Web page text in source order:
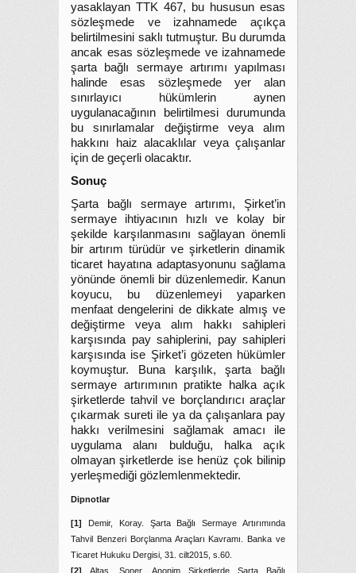
yasaklayan TTK 467, bu hususun esas
sözleşmede ve izahnamede açıkça
belirtilmesini saklı tutmuştur. Bu durumda
ancak esas sözleşmede ve izahnamede
şarta bağlı sermaye artırımı yapılması
halinde esas sözleşmede yer alan
sınırlayıcı hükümlerin aynen
uygulanacağının belirtilmesi durumunda
bu sınırlamalar değiştirme veya alım
hakkını haiz alacaklılar veya çalışanlar
için de geçerli olacaktır.
Sonuç
Şarta bağlı sermaye artırımı, Şirket’in
sermaye ihtiyacının hızlı ve kolay bir
şekilde karşılanmasını sağlayan önemli
bir artırım türüdür ve şirketlerin dinamik
ticaret hayatına adaptasyonunu sağlama
yönünde önemli bir düzenlemedir. Kanun
koyucu, bu düzenlemeyi yaparken
menfaat dengelerini de dikkate almış ve
değiştirme veya alım hakkı sahipleri
karşısında pay sahiplerini, pay sahipleri
karşısında ise Şirket’i gözeten hükümler
koymuştur. Buna karşılık, şarta bağlı
sermaye artırımının pratikte halka açık
şirketlerde tahvil ve borçlandırıcı araçlar
çıkarmak sureti ile ya da çalışanlara pay
hakkı verilmesini sağlamak amacı ile
uygulama alanı bulduğu, halka açık
olmayan şirketlerde ise henüz çok bilinip
yerleşmediği gözlemlenmektedir.
Dipnotlar
[1] Demir, Koray. Şarta Bağlı Sermaye Artırımında
Tahvil Benzeri Borçlanma Araçları Kavramı. Banka ve
Ticaret Hukuku Dergisi, 31. cilt2015, s.60.
[2]Altaş, Soner. Anonim Şirketlerde Şarta Bağlı